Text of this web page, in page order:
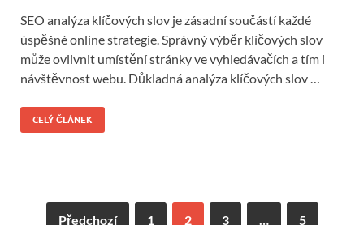
SEO analýza klíčových slov je zásadní součástí každé
úspěšné online strategie. Správný výběr klíčových slov
může ovlivnit umístění stránky ve vyhledávačích a tím i
návštěvnost webu. Důkladná analýza klíčových slov …
CELÝ ČLÁNEK
Předchozí 1 2 3 … 5